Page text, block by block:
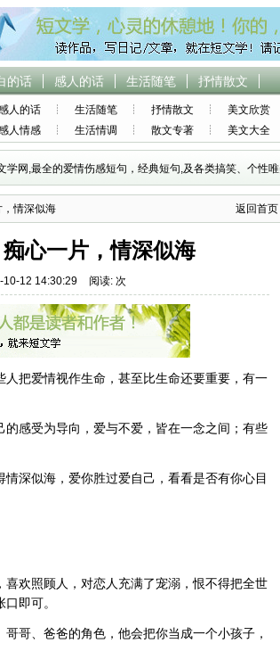
的话 感人的话 生活随笔 抒情散文
人的话 生活随笔 抒情散文 美文欣赏
人情感 生活情调 散文专著 美文大全
学网,最全的爱情伤感短句，经典短句,及各类搞笑、个性唯
返回首页
情深似海
心一片，情深似海
10-12 14:30:29 阅读: 次
把爱情视作生命，甚至比生命还要重要，有一
感受为导向，爱与不爱，皆在一念之间；有些
深似海，爱你胜过爱自己，看看是否有你心目
欢照顾人，对恋人充满了宠溺，恨不得把全世
即可。
哥、爸爸的角色，他会把你当成一个小孩子，